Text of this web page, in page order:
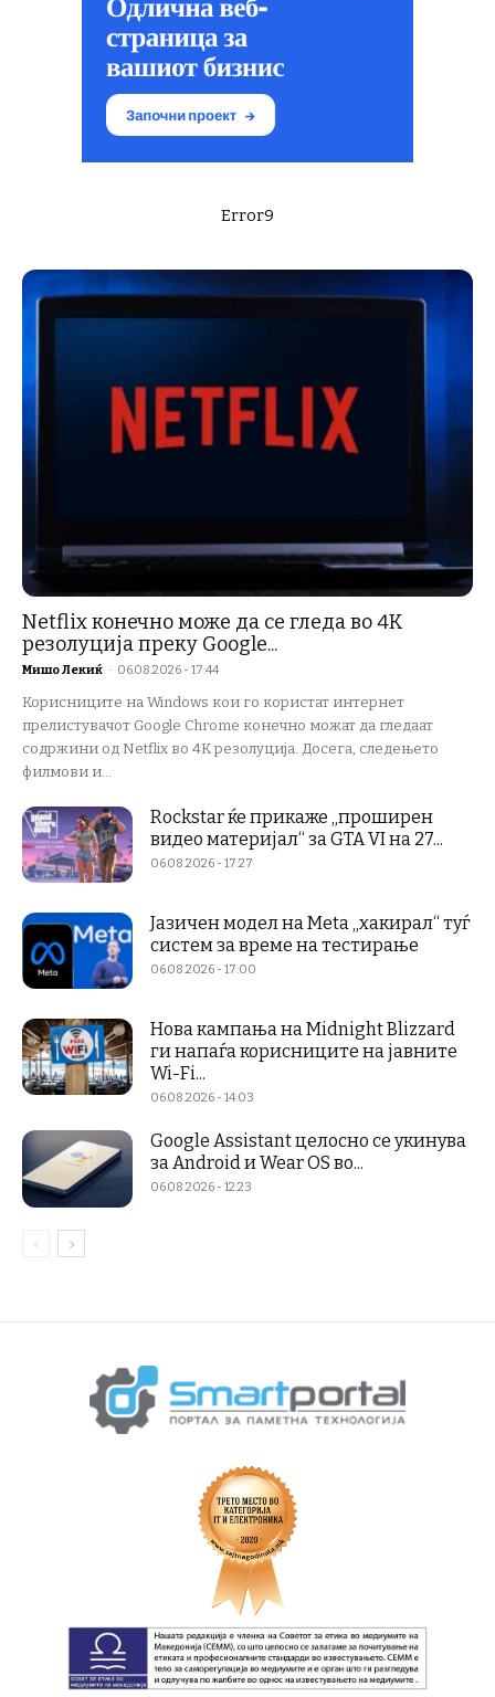
Error9
Netflix конечно може да се гледа во 4K
резолуција преку Google...
Мишо Лекиќ - 06.08.2026 - 17:44
Корисниците на Windows кои го користат интернет
прелистувачот Google Chrome конечно можат да гледаат
содржини од Netflix во 4K резолуција. Досега, следењето
филмови и...
Rockstar ќе прикаже „проширен
видео материјал“ за GTA VI на 27...
06.08.2026 - 17:27
Јазичен модел на Meta „хакирал“ туѓ
систем за време на тестирање
06.08.2026 - 17:00
Нова кампања на Midnight Blizzard
ги напаѓа корисниците на јавните
Wi-Fi...
06.08.2026 - 14:03
Google Assistant целосно се укинува
за Android и Wear OS во...
06.08.2026 - 12:23